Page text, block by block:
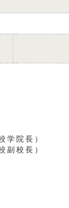
学院長）
副校長）